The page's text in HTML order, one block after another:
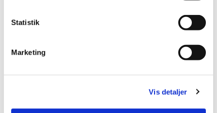
Statistik
Marketing
Vis detaljer